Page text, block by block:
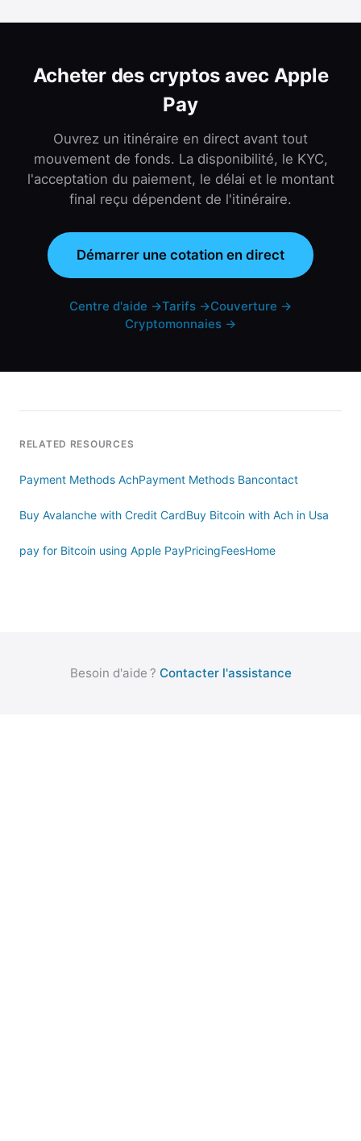
Acheter des cryptos avec Apple
Pay
Ouvrez un itinéraire en direct avant tout
mouvement de fonds. La disponibilité, le KYC,
l'acceptation du paiement, le délai et le montant
final reçu dépendent de l'itinéraire.
Démarrer une cotation en direct
Centre d'aide →Tarifs →Couverture →
Cryptomonnaies →
RELATED RESOURCES
Payment Methods AchPayment Methods Bancontact
Buy Avalanche with Credit CardBuy Bitcoin with Ach in Usa
pay for Bitcoin using Apple PayPricingFeesHome
Besoin d'aide ? Contacter l'assistance